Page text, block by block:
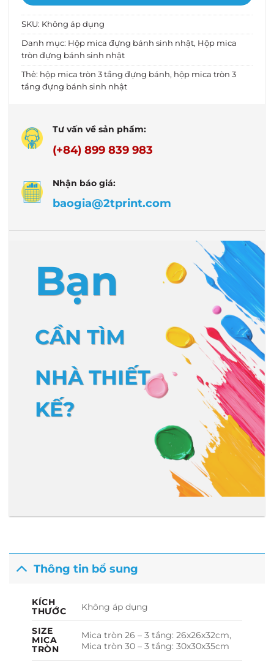
SKU: Không áp dụng
Danh mục: Hộp mica đựng bánh sinh nhật, Hộp mica
tròn đựng bánh sinh nhật
Thẻ: hộp mica tròn 3 tầng đựng bánh, hộp mica tròn 3
tầng đựng bánh sinh nhật
Tư vấn về sản phẩm:
(+84) 899 839 983
Nhận báo giá:
baogia@2tprint.com
Bạn
CẦN TÌM
NHÀ THIẾT
KẾ?
Thông tin bổ sung
KÍCH
THƯỚC
Không áp dụng
SIZE
MICA
TRÒN
Mica tròn 26 – 3 tầng: 26x26x32cm,
Mica tròn 30 – 3 tầng: 30x30x35cm